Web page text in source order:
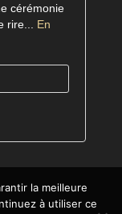
cérémonie
rire... En
la meilleure
à utiliser ce